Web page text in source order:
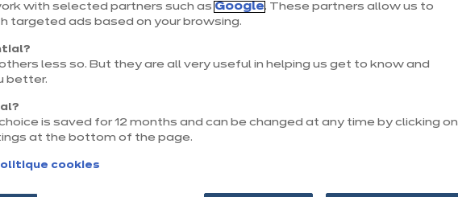
35400 Saint-Malo
saint-malo@ixina.com
Mardi
with selected partners such as Google. These partners allow us to
targeted ads based on your browsing.
less so. But they are all very useful in helping us get to know and
better.
is saved for 12 months and can be changed at any time by clicking on
at the bottom of the page.
cookies